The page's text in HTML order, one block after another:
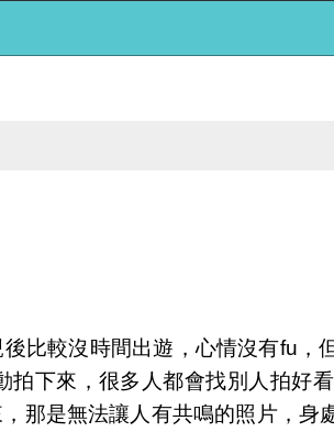
比較沒時間出遊，心情沒有fu
下來，很多人都會找別人拍好
那是無法讓人有共鳴的照片，身